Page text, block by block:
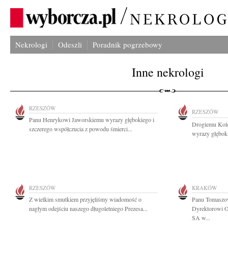
Nekrologi Odeszli Poradnik pogrzebowy
Inne nekrologi
RZESZÓW
Panu Henrykowi Jaworskiemu wyrazy głębokiego i
szczerego współczucia z powodu śmierci...
RZESZÓW
Drogiemu
wyrazy
RZESZÓW
Z wielkim smutkiem przyjęliśmy wiadomość o
nagłym odejściu naszego długoletniego Prezesa...
KRAKÓW
Panu
Dyrektorowi
SA w...